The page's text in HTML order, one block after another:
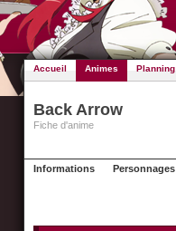
Accueil Animes Planning
Back Arrow
Fiche d'anime
Informations Personnages